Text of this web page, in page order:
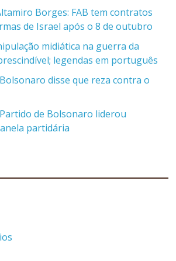
Borges: FAB tem contratos
de Israel após o 8 de outubro
midiática na guerra da
legendas em português
Bolsonaro disse que reza contra o
Partido de Bolsonaro liderou
partidária